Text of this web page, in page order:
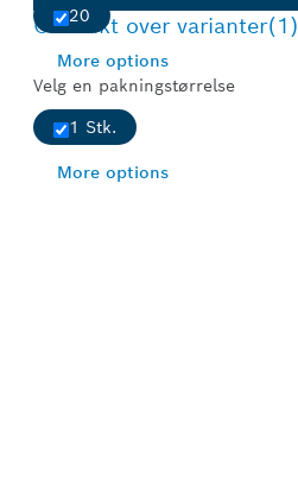
20
More options
Velg en pakningstørrelse
1 Stk.
More options
Oversikt over varianter(1)